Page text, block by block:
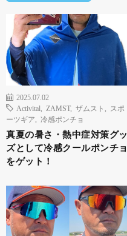
2025.07.02
Activital
ZAMST, ザムスト
スポ
ーツギア
冷感ポンチョ
真夏の暑さ・熱中症対策グッ
ズとして冷感クールポンチョ
をゲット！